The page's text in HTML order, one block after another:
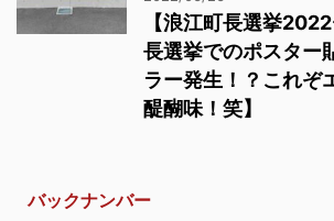
【浪江町長選挙
長選挙でのポスター
ラー発生！？これぞ
醍醐味！笑】
バックナンバー